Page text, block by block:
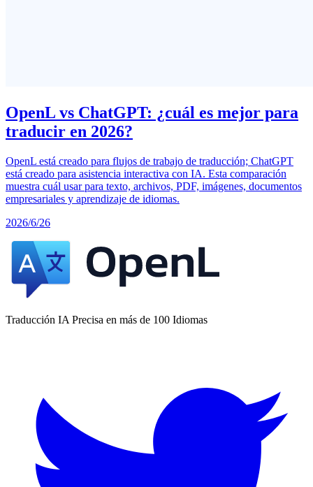
OpenL vs ChatGPT: ¿cuál es mejor para
traducir en 2026?
OpenL está creado para flujos de trabajo de traducción; ChatGPT
está creado para asistencia interactiva con IA. Esta comparación
muestra cuál usar para texto, archivos, PDF, imágenes, documentos
empresariales y aprendizaje de idiomas.
2026/6/26
Traducción IA Precisa en más de 100 Idiomas